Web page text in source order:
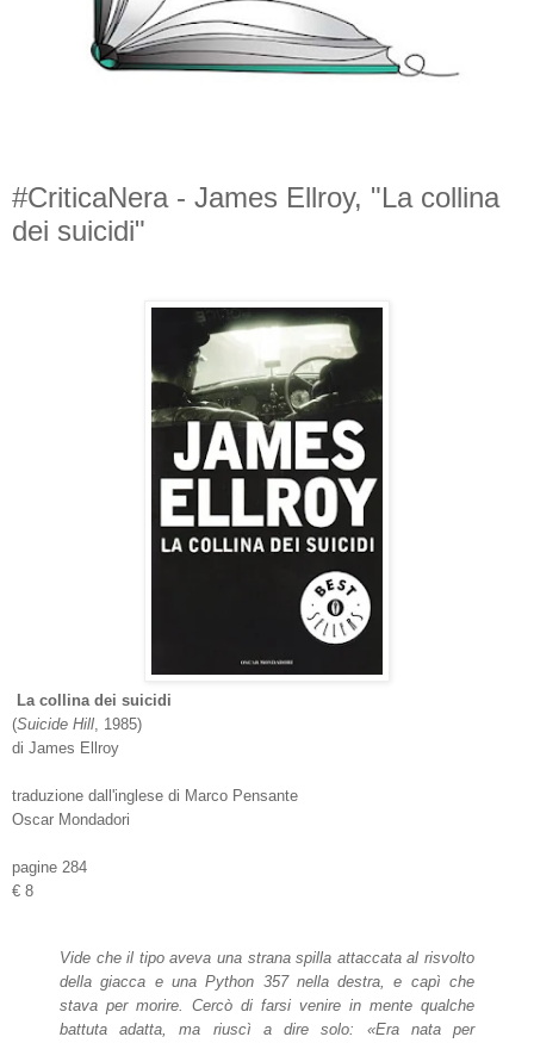
#CriticaNera - James Ellroy, "La collina
dei suicidi"
La collina dei suicidi
(Suicide Hill , 1985)
di James Ellroy
traduzione dall'inglese di Marco Pensante
Oscar Mondadori
pagine 284
€ 8
Vide che il tipo aveva una strana spilla attaccata al risvolto
della giacca e una Python 357 nella destra, e capì che
stava per morire. Cercò di farsi venire in mente qualche
battuta adatta, ma riuscì a dire solo: «Era nata per